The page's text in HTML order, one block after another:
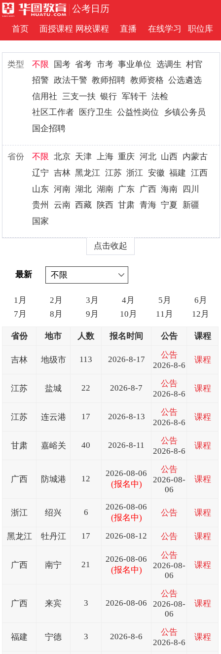
公考日历
首页 面授课程 网校课程 直播 在线学习 职位库
类型 不限 国考 省考 市考 事业单位 选调生
村官
招警 政法干警 教师招聘 教师资格 公选遴选
信用社 三支一扶 银行 军转干 法检
社区工作者
医疗卫生 公益性岗位
乡镇公务员
国企招聘
省份 不限 北京 天津 上海 重庆 河北 山西
内蒙古
辽宁 吉林 黑龙江 江苏 浙江 安徽 福建 江西
山东 河南 湖北 湖南 广东 广西 海南
四川
贵州
云南 西藏 陕西 甘肃 青海 宁夏
新疆
国家
点击收起
最新
1月 2月 3月 4月 5月
6月
7月
8月 9月 10月 11月 12月
省份 地市 人数 报名时间 公告 课程
吉林 地级市 113 2026-8-17
公告
2026-8-6
课程
江苏 盐城 22 2026-8-7
公告
2026-8-6
课程
江苏 连云港 17 2026-8-13
公告
2026-8-6
课程
甘肃 嘉峪关 40 2026-8-11
公告
2026-8-6
课程
广西 防城港 12
2026-08-06
(报名中)
公告
2026-08-
06
课程
浙江 绍兴 6
2026-08-06
(报名中)
公告 课程
黑龙江 牡丹江 17 2026-08-12 公告 课程
广西 南宁 21
2026-08-06
(报名中)
公告
2026-08-
06
课程
广西 来宾 3 2026-08-06
公告
2026-08-
06
课程
福建 宁德 3 2026-8-6
公告
2026-8-6
课程